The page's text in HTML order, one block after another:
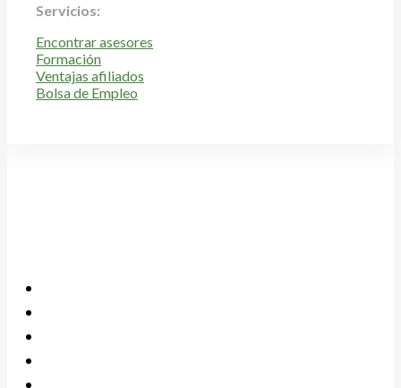
Servicios:
Encontrar asesores
Formación
Ventajas afiliados
Bolsa de Empleo